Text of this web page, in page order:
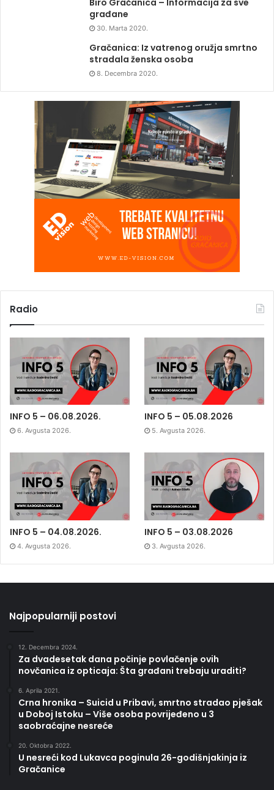
Biro Gračanica – Informacija za sve
građane
30. Marta 2020.
Gračanica: Iz vatrenog oružja smrtno
stradala ženska osoba
8. Decembra 2020.
Radio
INFO 5 – 06.08.2026.
6. Avgusta 2026.
INFO 5 – 05.08.2026
5. Avgusta 2026.
INFO 5 – 04.08.2026.
4. Avgusta 2026.
INFO 5 – 03.08.2026
3. Avgusta 2026.
Najpopularniji postovi
12. Decembra 2024.
Za dvadesetak dana počinje povlačenje ovih
novčanica iz opticaja: Šta građani trebaju uraditi?
6. Aprila 2021.
Crna hronika – Suicid u Pribavi, smrtno stradao pješak
u Doboj Istoku – Više osoba povrijeđeno u 3
saobraćajne nesreće
20. Oktobra 2022.
U nesreći kod Lukavca poginula 26-godišnjakinja iz
Gračanice